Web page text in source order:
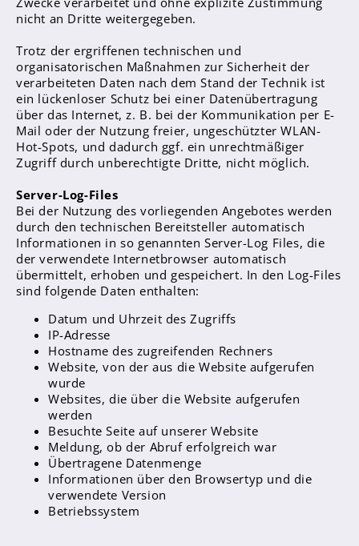
Mitarbeiter*innen
Sekretär*innen
Hausmeister
Lehrer*innen Ausbildung
Praktika und Praxissemester
Referendariat
Abschlüsse
Fremdsprachen
Englisch
Spanisch
Niederländisch
MINT
Naturwissenschaften
Informatik
Differenzierung
nicht an Dritte weitergegeben.
Trotz der ergriffenen technischen und
organisatorischen Maßnahmen zur Sicherheit der
verarbeiteten Daten nach dem Stand der Technik ist
ein lückenloser Schutz bei einer Datenübertragung
über das Internet, z. B. bei der Kommunikation per E-
Mail oder der Nutzung freier, ungeschützter WLAN-
Hot-Spots, und dadurch ggf. ein unrechtmäßiger
Zugriff durch unberechtigte Dritte, nicht möglich.
Server-Log-Files
Bei der Nutzung des vorliegenden Angebotes werden
durch den technischen Bereitsteller automatisch
Informationen in so genannten Server-Log Files, die
der verwendete Internetbrowser automatisch
übermittelt, erhoben und gespeichert. In den Log-Files
sind folgende Daten enthalten:
Datum und Uhrzeit des Zugriffs
IP-Adresse
Hostname des zugreifenden Rechners
Website, von der aus die Website aufgerufen
wurde
Websites, die über die Website aufgerufen
werden
Besuchte Seite auf unserer Website
Meldung, ob der Abruf erfolgreich war
Übertragene Datenmenge
Informationen über den Browsertyp und die
verwendete Version
Betriebssystem